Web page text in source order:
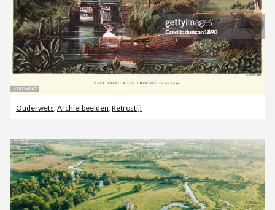
Ouderwets, Archiefbeelden, Retrostijl